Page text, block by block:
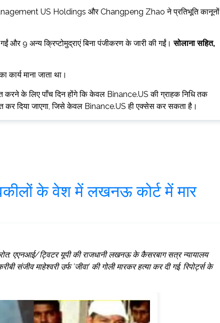
US Holdings और Changpeng Zhao ने प्रतिभूति कानूनों
और 9 अन्य क्रिप्टोमुद्राएं बिना पंजीकरण के जारी की गईं।सोलाना सहित,
कार्य माना जाता था।
करने के लिए पाँच दिन होंगे कि केवल Binance.US की ग्राहक निधि तक
कर दिया जाएगा, जिसे केवल Binance.US ही एक्सेस कर सकता है।
के वेश में लखनऊ कोर्ट में मार
एएनआई/ट्विटर यूपी की राजधानी लखनऊ के कैसरबाग सत्र न्यायालय
संजीव माहेश्वरी उर्फ ​​’जीवा’ की गोली मारकर हत्या कर दी गई. रिपोर्ट्स के